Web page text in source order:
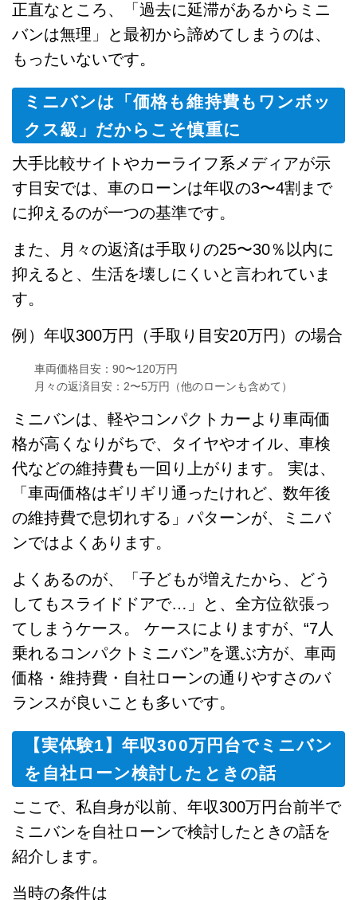
正直なところ、「過去に延滞があるからミニ
バンは無理」と最初から諦めてしまうのは、
もったいないです。
ミニバンは「価格も維持費もワンボッ
クス級」だからこそ慎重に
大手比較サイトやカーライフ系メディアが示
す目安では、車のローンは年収の3〜4割まで
に抑えるのが一つの基準です。
また、月々の返済は手取りの25〜30％以内に
抑えると、生活を壊しにくいと言われていま
す。
例）年収300万円（手取り目安20万円）の場合
車両価格目安：90〜120万円
月々の返済目安：2〜5万円（他のローンも含めて）
ミニバンは、軽やコンパクトカーより車両価
格が高くなりがちで、タイヤやオイル、車検
代などの維持費も一回り上がります。 実は、
「車両価格はギリギリ通ったけれど、数年後
の維持費で息切れする」パターンが、ミニバ
ンではよくあります。
よくあるのが、「子どもが増えたから、どう
してもスライドドアで…」と、全方位欲張っ
てしまうケース。 ケースによりますが、“7人
乗れるコンパクトミニバン”を選ぶ方が、車両
価格・維持費・自社ローンの通りやすさのバ
ランスが良いことも多いです。
【実体験1】年収300万円台でミニバン
を自社ローン検討したときの話
ここで、私自身が以前、年収300万円台前半で
ミニバンを自社ローンで検討したときの話を
紹介します。
当時の条件は